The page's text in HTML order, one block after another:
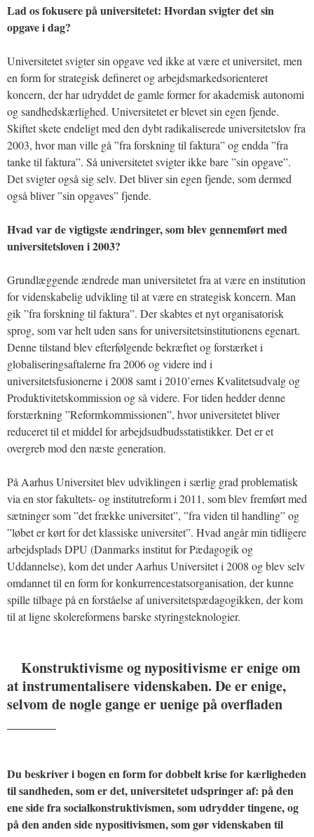
Lad os fokusere på universitetet: Hvordan svigter det sin
opgave i dag?
Universitetet svigter sin opgave ved ikke at være et universitet, men
en form for strategisk defineret og arbejdsmarkedsorienteret
koncern, der har udryddet de gamle former for akademisk autonomi
og sandhedskærlighed. Universitetet er blevet sin egen fjende.
Skiftet skete endeligt med den dybt radikaliserede universitetslov fra
2003, hvor man ville gå ”fra forskning til faktura” og endda ”fra
tanke til faktura”. Så universitetet svigter ikke bare ”sin opgave”.
Det svigter også sig selv. Det bliver sin egen fjende, som dermed
også bliver ”sin opgaves” fjende.
Hvad var de vigtigste ændringer, som blev gennemført med
universitetsloven i 2003?
Grundlæggende ændrede man universitetet fra at være en institution
for videnskabelig udvikling til at være en strategisk koncern. Man
gik ”fra forskning til faktura”. Der skabtes et nyt organisatorisk
sprog, som var helt uden sans for universitetsinstitutionens egenart.
Denne tilstand blev efterfølgende bekræftet og forstærket i
globaliseringsaftalerne fra 2006 og videre ind i
universitetsfusionerne i 2008 samt i 2010’ernes Kvalitetsudvalg og
Produktivitetskommission og så videre. For tiden hedder denne
forstærkning ”Reformkommissionen”, hvor universitetet bliver
reduceret til et middel for arbejdsudbudsstatistikker. Det er et
overgreb mod den næste generation.
På Aarhus Universitet blev udviklingen i særlig grad problematisk
via en stor fakultets- og institutreform i 2011, som blev fremført med
sætninger som ”det frække universitet”, ”fra viden til handling” og
”løbet er kørt for det klassiske universitet”. Hvad angår min tidligere
arbejdsplads DPU (Danmarks institut for Pædagogik og
Uddannelse), kom det under Aarhus Universitet i 2008 og blev selv
omdannet til en form for konkurrencestatsorganisation, der kunne
spille tilbage på en forståelse af universitetspædagogikken, der kom
til at ligne skolereformens barske styringsteknologier.
Konstruktivisme og nypositivisme er enige om
at instrumentalisere videnskaben. De er enige,
selvom de nogle gange er uenige på overfladen
Du beskriver i bogen en form for dobbelt krise for kærligheden
til sandheden, som er det, universitetet udspringer af: på den
ene side fra socialkonstruktivismen, som udrydder tingene, og
på den anden side nypositivismen, som gør videnskaben til